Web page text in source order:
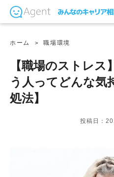
ホーム 職場環境
【職場のストレス
う人ってどんな気
処法】
投稿日：